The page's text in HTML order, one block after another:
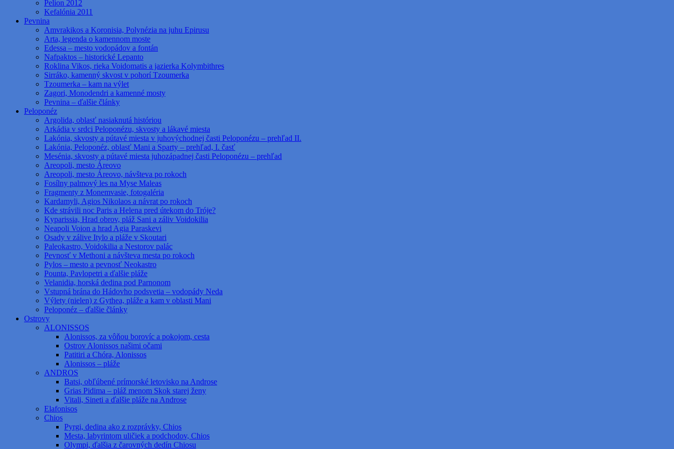
Pelion 2012
Kefalónia 2011
Pevnina
Amvrakikos a Koronisia, Polynézia na juhu Epirusu
Arta, legenda o kamennom moste
Edessa – mesto vodopádov a fontán
Nafpaktos – historické Lepanto
Roklina Vikos, rieka Voidomatis a jazierka Kolymbithres
Sirráko, kamenný skvost v pohorí Tzoumerka
Tzoumerka – kam na výlet
Zagori, Monodendri a kamenné mosty
Pevnina – ďalšie články
Peloponéz
Argolida, oblasť nasiaknutá históriou
Arkádia v srdci Peloponézu, skvosty a lákavé miesta
Lakónia, skvosty a pútavé miesta v juhovýchodnej časti Peloponézu – prehľad II.
Lakónia, Peloponéz, oblasť Mani a Sparty – prehľad, I. časť
Mesénia, skvosty a pútavé miesta juhozápadnej časti Peloponézu – prehľad
Areopoli, mesto Áreovo
Areopoli, mesto Áreovo, návšteva po rokoch
Fosílny palmový les na Myse Maleas
Fragmenty z Monemvasie, fotogaléria
Kardamyli, Agios Nikolaos a návrat po rokoch
Kde strávili noc Paris a Helena pred útekom do Tróje?
Kyparissia, Hrad obrov, pláž Sani a záliv Voidokilia
Neapoli Voion a hrad Agia Paraskevi
Osady v zálive Itylo a pláže v Skoutari
Paleokastro, Voidokilia a Nestorov palác
Pevnosť v Methoni a návšteva mesta po rokoch
Pylos – mesto a pevnosť Neokastro
Pounta, Pavlopetri a ďalšie pláže
Velanidia, horská dedina pod Parnonom
Vstupná brána do Hádovho podsvetia – vodopády Neda
Výlety (nielen) z Gythea, pláže a kam v oblasti Mani
Peloponéz – ďalšie články
Ostrovy
ALONISSOS
Alonissos, za vôňou borovíc a pokojom, cesta
Ostrov Alonissos našimi očami
Patitiri a Chóra, Alonissos
Alonissos – pláže
ANDROS
Batsi, obľúbené prímorské letovisko na Androse
Grias Pidima – pláž menom Skok starej ženy
Vitali, Sineti a ďalšie pláže na Androse
Elafonisos
Chios
Pyrgi, dedina ako z rozprávky, Chios
Mesta, labyrintom uličiek a podchodov, Chios
Olympi, ďalšia z čarovných dedín Chiosu